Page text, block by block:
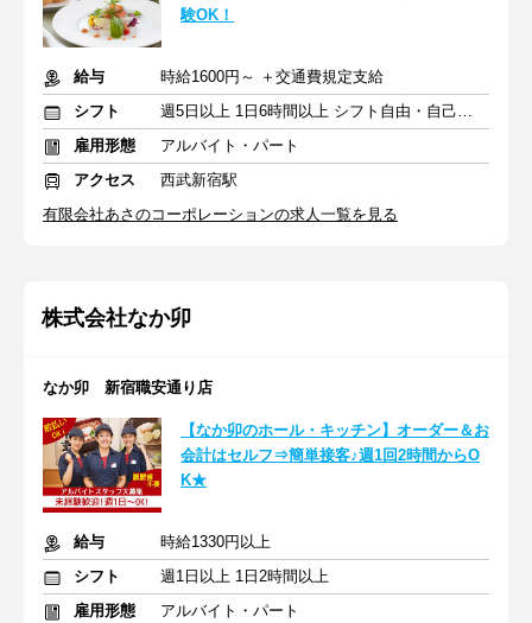
験OK！
給与
時給1600円～ ＋交通費規定支給
シフト
週5日以上 1日6時間以上 シフト自由・自己申告
雇用形態
アルバイト・パート
アクセス
西武新宿駅
有限会社あさのコーポレーションの求人一覧を見る
株式会社なか卯
なか卯 新宿職安通り店
【なか卯のホール・キッチン】オーダー＆お
会計はセルフ⇒簡単接客♪週1回2時間からO
K★
給与
時給1330円以上
シフト
週1日以上 1日2時間以上
雇用形態
アルバイト・パート